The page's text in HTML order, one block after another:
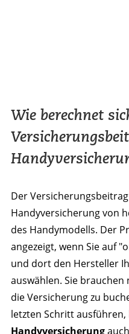
Wie berechnet
Der
Handyversicherung von
des Handymodells. Der
angezeigt, wenn Sie auf
und dort den Hersteller
auswählen. Sie
die Versicherung zu
letzten Schritt ausführen,
Handyversicherung